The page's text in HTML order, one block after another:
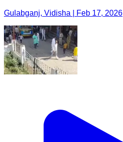
Gulabganj, Vidisha | Feb 17, 2026